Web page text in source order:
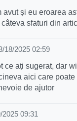
avut și eu eroarea
sfaturi din
18/2025 02:59
ce ați sugerat, dar
aici care
de ajutor
2025 09:31